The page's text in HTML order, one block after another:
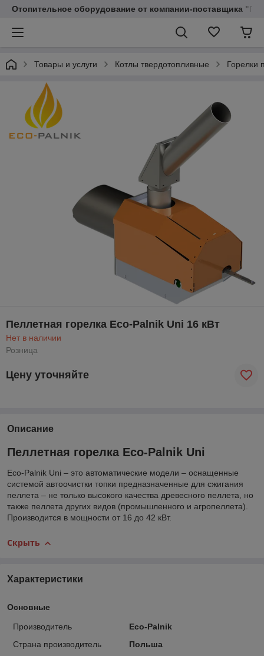
Отопительное оборудование от компании-поставщика
Товары и услуги Котлы твердотопливные Горелки
Пеллетная горелка Eco-Palnik Uni 16 кВт
Нет в наличии
Розница
Цену уточняйте
Описание
Пеллетная горелка Eco-Palnik Uni
Eco-Palnik Uni – это автоматические модели – оснащенные
системой автоочистки топки предназначенные для сжигания
пеллета – не только высокого качества древесного пеллета, но
также пеллета других видов (промышленного и агропеллета).
Производится в мощности от 16 до 42 кВт.
Скрыть
Характеристики
Основные
Производитель
Eco-Palnik
Страна производитель
Польша